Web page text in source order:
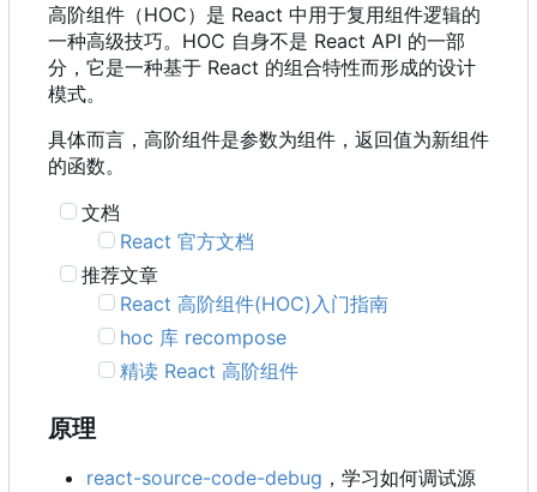
高阶组件 （HOC） 是 React 中用于复用组件逻辑的
一种高级技巧。HOC 自身不是 React API 的一部
分，它是一种基于 React 的组合特性而形成的设计
模式。
具体而言，高阶组件是参数为组件，返回值为新组件
的函数。
文档
React 官方文档
推荐文章
React 高阶组件(HOC)入门指南
hoc 库 recompose
精读 React 高阶组件
原理
react-source-code-debug ，学习如何调试源